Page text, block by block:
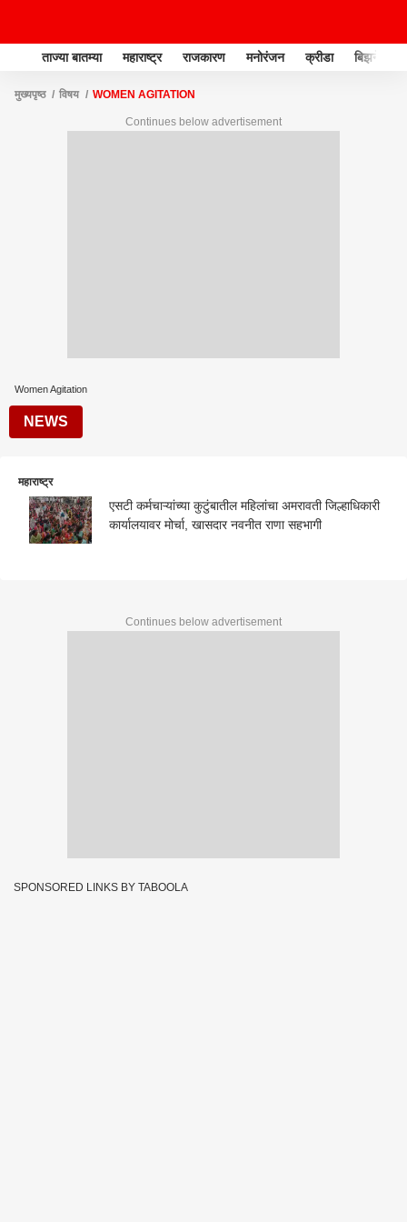
ताज्या बातम्या महाराष्ट्र राजकारण मनोरंजन क्रीडा बिझनेस
मुख्यपृष्ठ विषय WOMEN AGITATION
Continues below advertisement
Women Agitation
NEWS
महाराष्ट्र
एसटी कर्मचाऱ्यांच्या कुटुंबातील महिलांचा अमरावती जिल्हाधिकारी
कार्यालयावर मोर्चा, खासदार नवनीत राणा सहभागी
Continues below advertisement
SPONSORED LINKS BY TABOOLA